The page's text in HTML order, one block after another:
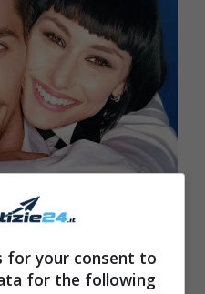
for your consent to
for the following